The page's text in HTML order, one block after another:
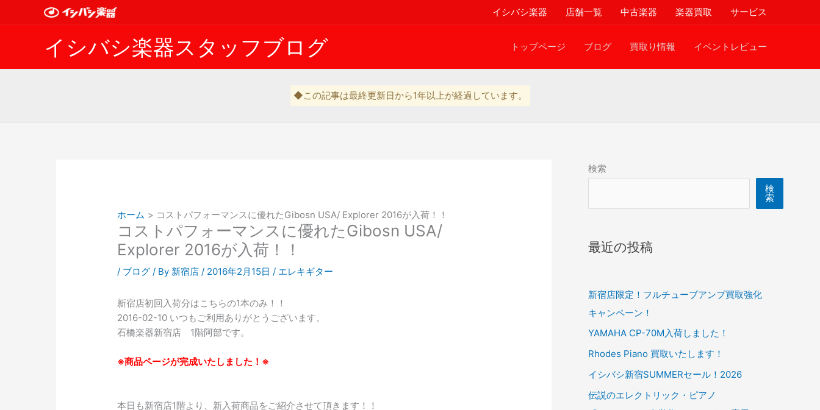
イシバシ楽器 店舗一覧 中古楽器 楽器買取 サービス
イシバシ楽器スタッフブログ トップページ ブログ 買取り情報 イベントレビュー
◆この記事は最終更新日から1年以上が経過しています。
ホーム コストパフォーマンスに優れたGibosn USA/ Explorer 2016が入荷！！
コストパフォーマンスに優れたGibosn USA/
Explorer 2016が入荷！！
/ ブログ / By 新宿店 / 2016年2月15日 / エレキギター
新宿店初回入荷分はこちらの1本のみ！！
2016-02-10 いつもご利用ありがとうございます。
石橋楽器新宿店 1階阿部です。
※商品ページが完成いたしました！※
本日も新宿店1階より、新入荷商品をご紹介させて頂きます！！
検索
検
索
最近の投稿
新宿店限定！フルチューブアンプ買取強化
キャンペーン！
YAMAHA CP-70M入荷しました！
Rhodes Piano 買取いたします！
イシバシ新宿SUMMERセール！2026
伝説のエレクトリック・ピアノ